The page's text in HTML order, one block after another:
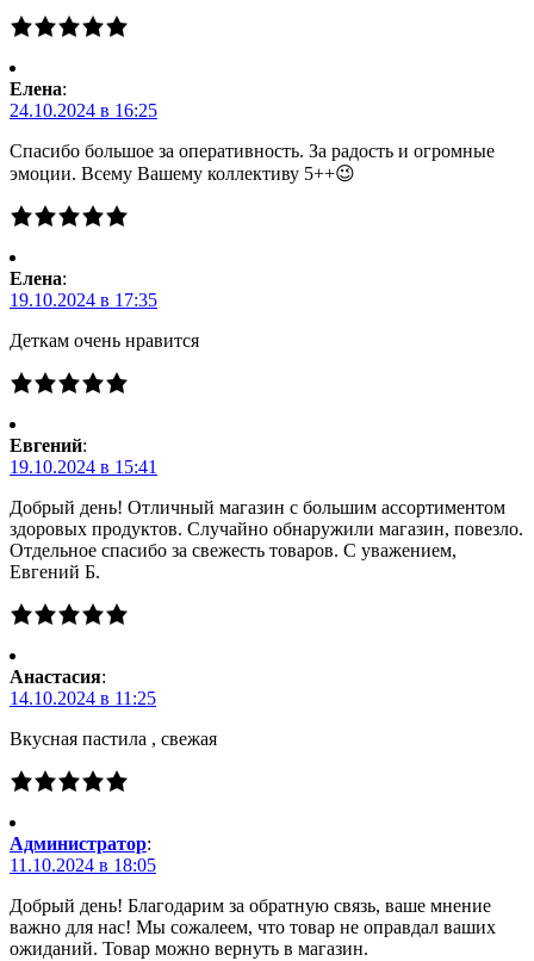
Елена:
24.10.2024 в 16:25
Спасибо большое за оперативность. За радость и огромные
эмоции. Всему Вашему коллективу 5++😉
Елена:
19.10.2024 в 17:35
Деткам очень нравится
Евгений:
19.10.2024 в 15:41
Добрый день! Отличный магазин с большим ассортиментом
здоровых продуктов. Случайно обнаружили магазин, повезло.
Отдельное спасибо за свежесть товаров. С уважением,
Евгений Б.
Анастасия:
14.10.2024 в 11:25
Вкусная пастила , свежая
Администратор:
11.10.2024 в 18:05
Добрый день! Благодарим за обратную связь, ваше мнение
важно для нас! Мы сожалеем, что товар не оправдал ваших
ожиданий. Товар можно вернуть в магазин.